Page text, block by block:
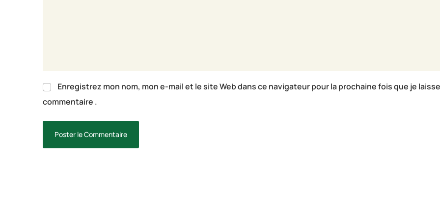
Enregistrez mon nom, mon e-mail et le site Web dans ce navigateur pour la prochaine fois que je
commentaire .
Poster le Commentaire